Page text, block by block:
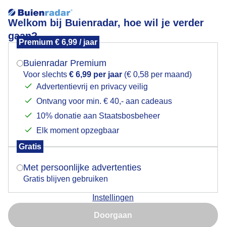
Welkom bij Buienradar, hoe wil je verder
gaan?
Premium € 6,99 / jaar
Buienradar Premium
Voor slechts € 6,99 per jaar (€ 0,58 per maand)
Advertentievrij en privacy veilig
Ontvang voor min. € 40,- aan cadeaus
10% donatie aan Staatsbosbeheer
Elk moment opzegbaar
Gratis
Met persoonlijke advertenties
Gratis blijven gebruiken
Instellingen
Doorgaan
madeliefje
Populaire categorieën
Lente
Zomer
Mogen we je locatie gebruiken voor het
Indien je hier nog geen akkoord op hebt gegeven,
verschijnt er zo een pop-up uit je browser waarin
Is goed, toon de popup
Nu niet, misschien later